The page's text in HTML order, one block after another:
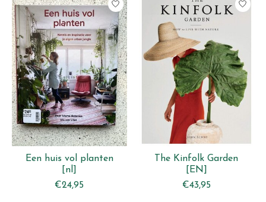
Een huis vol planten
[nl]
€24,95
The Kinfolk Garden
[EN]
€43,95